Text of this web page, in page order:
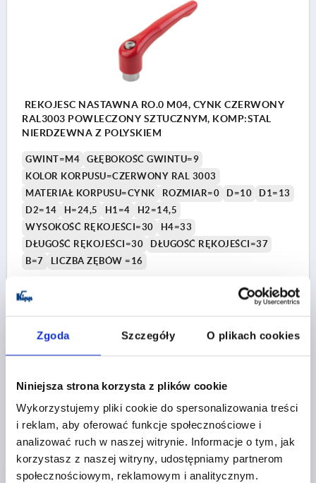
Zgoda Szczegóły O plikach cookies
Niniejsza strona korzysta z plików cookie
Wykorzystujemy pliki cookie do spersonalizowania treści
i reklam, aby oferować funkcje społecznościowe i
analizować ruch w naszej witrynie. Informacje o tym, jak
korzystasz z naszej witryny, udostępniamy partnerom
społecznościowym, reklamowym i analitycznym.
REKOJESC NASTAWNA RO.0 M04, CYNK CZERWONY
RAL3003 POWLECZONY SZTUCZNYM, KOMP:STAL
NIERDZEWNA Z POLYSKIEM
GWINT=M4
GŁĘBOKOŚĆ GWINTU=9
KOLOR KORPUSU=CZERWONY RAL 3003
MATERIAŁ KORPUSU=CYNK
ROZMIAR=0 D=10
D1=13
D2=14
H=24,5 H1=4
H2=14,5
WYSOKOŚĆ RĘKOJEŚCI=30
H4=33
DŁUGOŚĆ RĘKOJEŚCI=30
DŁUGOŚĆ RĘKOJEŚCI=37
B=7
LICZBA ZĘBÓW =16
plus koszty wysyłki
K0123